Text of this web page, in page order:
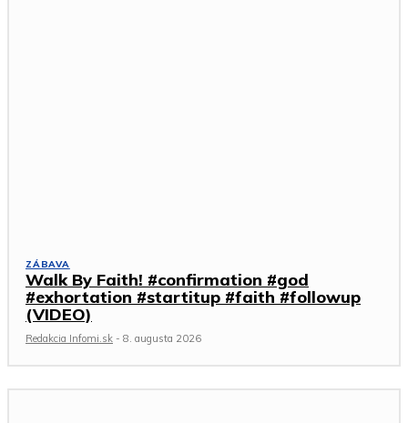
ZÁBAVA
Walk By Faith! #confirmation #god
#exhortation #startitup #faith #followup
(VIDEO)
Redakcia Infomi.sk - 8. augusta 2026